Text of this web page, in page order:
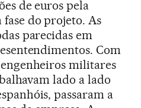
de euros pela
do projeto. As
parecidas em
Com
militares
lado a lado
passaram a